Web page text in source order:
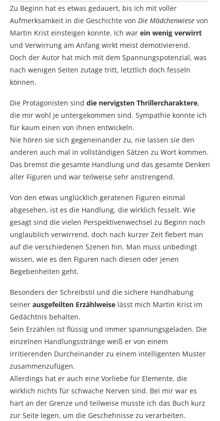
Zu Beginn hat es etwas gedauert, bis ich mit voller
Aufmerksamkeit in die Geschichte von Die Mädchenwiese von
Martin Krist einsteigen konnte. Ich war ein wenig verwirrt
und Verwirrung am Anfang wirkt meist demotivierend.
Doch der Autor hat mich mit dem Spannungspotenzial, was
nach wenigen Seiten zutage tritt, letztlich doch fesseln
können.
Die Protagonisten sind die nervigsten Thrillercharaktere,
die mir wohl je untergekommen sind. Sympathie konnte ich
für kaum einen von ihnen entwickeln.
Nie hören sie sich gegeneinander zu, nie lassen sie den
anderen auch mal in vollständigen Sätzen zu Wort kommen.
Das bremst die gesamte Handlung und das gesamte Denken
aller Figuren und war teilweise sehr anstrengend.
Von den etwas unglücklich geratenen Figuren einmal
abgesehen, ist es die Handlung, die wirklich fesselt. Wie
gesagt sind die vielen Perspektivenwechsel zu Beginn noch
unglaublich verwirrend, doch nach kurzer Zeit fiebert man
auf die verschiedenen Szenen hin. Man muss unbedingt
wissen, wie es den Figuren nach diesen oder jenen
Begebenheiten geht.
Besonders der Schreibstil und die sichere Handhabung
seiner ausgefeilten Erzählweise lässt mich Martin Krist im
Gedächtnis behalten.
Sein Erzählen ist flüssig und immer spannungsgeladen. Die
einzelnen Handlungsstränge weiß er von einem
irritierenden Durcheinander zu einem intelligenten Muster
zusammenzufügen.
Allerdings hat er auch eine Vorliebe für Elemente, die
wirklich nichts für schwache Nerven sind. Bei mir war es
hart an der Grenze und teilweise musste ich das Buch kurz
zur Seite legen, um die Geschehnisse zu verarbeiten.